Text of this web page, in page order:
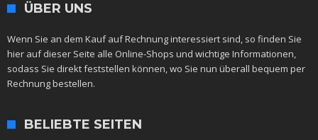
ÜBER UNS
Wenn Sie an dem Kauf auf Rechnung interessiert sind, so finden Sie
hier auf dieser Seite alle Online-Shops und wichtige Informationen,
sodass Sie direkt feststellen können, wo Sie nun überall bequem per
Rechnung bestellen.
BELIEBTE SEITEN